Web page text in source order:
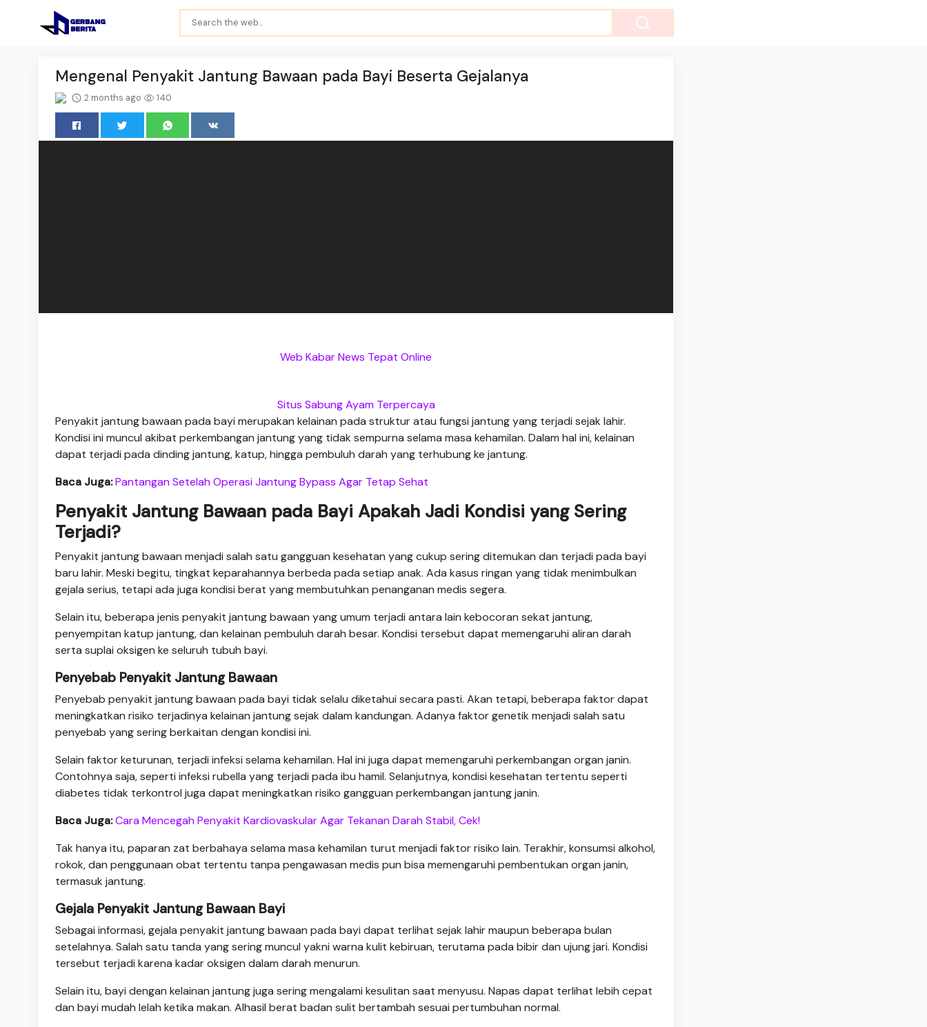
Mengenal Penyakit Jantung Bawaan pada Bayi Beserta Gejalanya
2 months ago 140
Web Kabar News Tepat Online
Situs Sabung Ayam Terpercaya
Penyakit jantung bawaan pada bayi merupakan kelainan pada struktur atau fungsi jantung yang terjadi sejak lahir.
Kondisi ini muncul akibat perkembangan jantung yang tidak sempurna selama masa kehamilan. Dalam hal ini, kelainan
dapat terjadi pada dinding jantung, katup, hingga pembuluh darah yang terhubung ke jantung.
Baca Juga:Pantangan Setelah Operasi Jantung Bypass Agar Tetap Sehat
Penyakit Jantung Bawaan pada Bayi Apakah Jadi Kondisi yang Sering
Terjadi?
Penyakit jantung bawaan menjadi salah satu gangguan kesehatan yang cukup sering ditemukan dan terjadi pada bayi
baru lahir. Meski begitu, tingkat keparahannya berbeda pada setiap anak. Ada kasus ringan yang tidak menimbulkan
gejala serius, tetapi ada juga kondisi berat yang membutuhkan penanganan medis segera.
Selain itu, beberapa jenis penyakit jantung bawaan yang umum terjadi antara lain kebocoran sekat jantung,
penyempitan katup jantung, dan kelainan pembuluh darah besar. Kondisi tersebut dapat memengaruhi aliran darah
serta suplai oksigen ke seluruh tubuh bayi.
Penyebab Penyakit Jantung Bawaan
Penyebab penyakit jantung bawaan pada bayi tidak selalu diketahui secara pasti. Akan tetapi, beberapa faktor dapat
meningkatkan risiko terjadinya kelainan jantung sejak dalam kandungan. Adanya faktor genetik menjadi salah satu
penyebab yang sering berkaitan dengan kondisi ini.
Selain faktor keturunan, terjadi infeksi selama kehamilan. Hal ini juga dapat memengaruhi perkembangan organ janin.
Contohnya saja, seperti infeksi rubella yang terjadi pada ibu hamil. Selanjutnya, kondisi kesehatan tertentu seperti
diabetes tidak terkontrol juga dapat meningkatkan risiko gangguan perkembangan jantung janin.
Baca Juga:Cara Mencegah Penyakit Kardiovaskular Agar Tekanan Darah Stabil, Cek!
Tak hanya itu, paparan zat berbahaya selama masa kehamilan turut menjadi faktor risiko lain. Terakhir, konsumsi alkohol,
rokok, dan penggunaan obat tertentu tanpa pengawasan medis pun bisa memengaruhi pembentukan organ janin,
termasuk jantung.
Gejala Penyakit Jantung Bawaan Bayi
Sebagai informasi, gejala penyakit jantung bawaan pada bayi dapat terlihat sejak lahir maupun beberapa bulan
setelahnya. Salah satu tanda yang sering muncul yakni warna kulit kebiruan, terutama pada bibir dan ujung jari. Kondisi
tersebut terjadi karena kadar oksigen dalam darah menurun.
Selain itu, bayi dengan kelainan jantung juga sering mengalami kesulitan saat menyusu. Napas dapat terlihat lebih cepat
dan bayi mudah lelah ketika makan. Alhasil berat badan sulit bertambah sesuai pertumbuhan normal.